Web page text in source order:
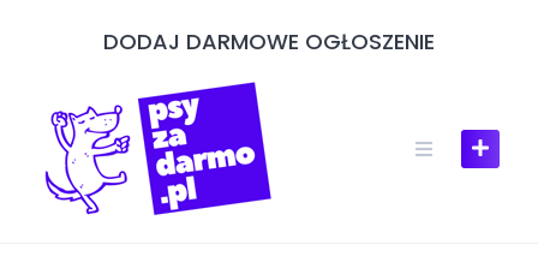
DODAJ DARMOWE OGŁOSZENIE